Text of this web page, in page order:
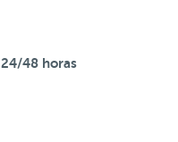
24/48 horas